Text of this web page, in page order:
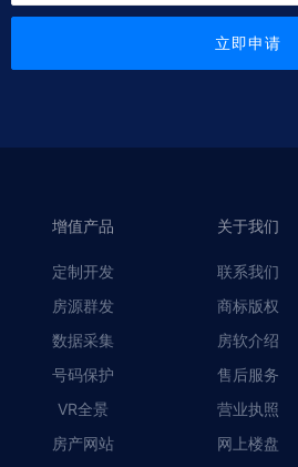
立即申请
增值产品
定制开发
房源群发
数据采集
号码保护
VR全景
房产网站
关于我们
联系我们
商标版权
房软介绍
售后服务
营业执照
网上楼盘